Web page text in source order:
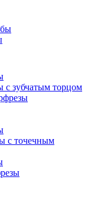
с зубчатым торцом
с точечным